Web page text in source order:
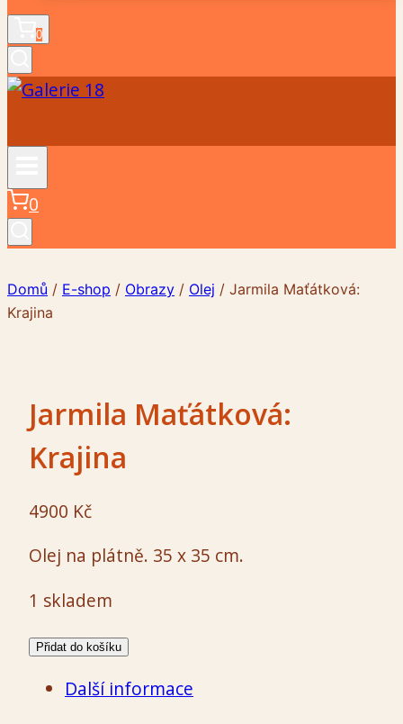
0
0
Domů / E-shop / Obrazy / Olej / Jarmila Maťátková:
Krajina
Jarmila Maťátková:
Krajina
4900 Kč
Olej na plátně. 35 x 35 cm.
1 skladem
Jarmila
Krajina
Přidat do košíku
Další informace